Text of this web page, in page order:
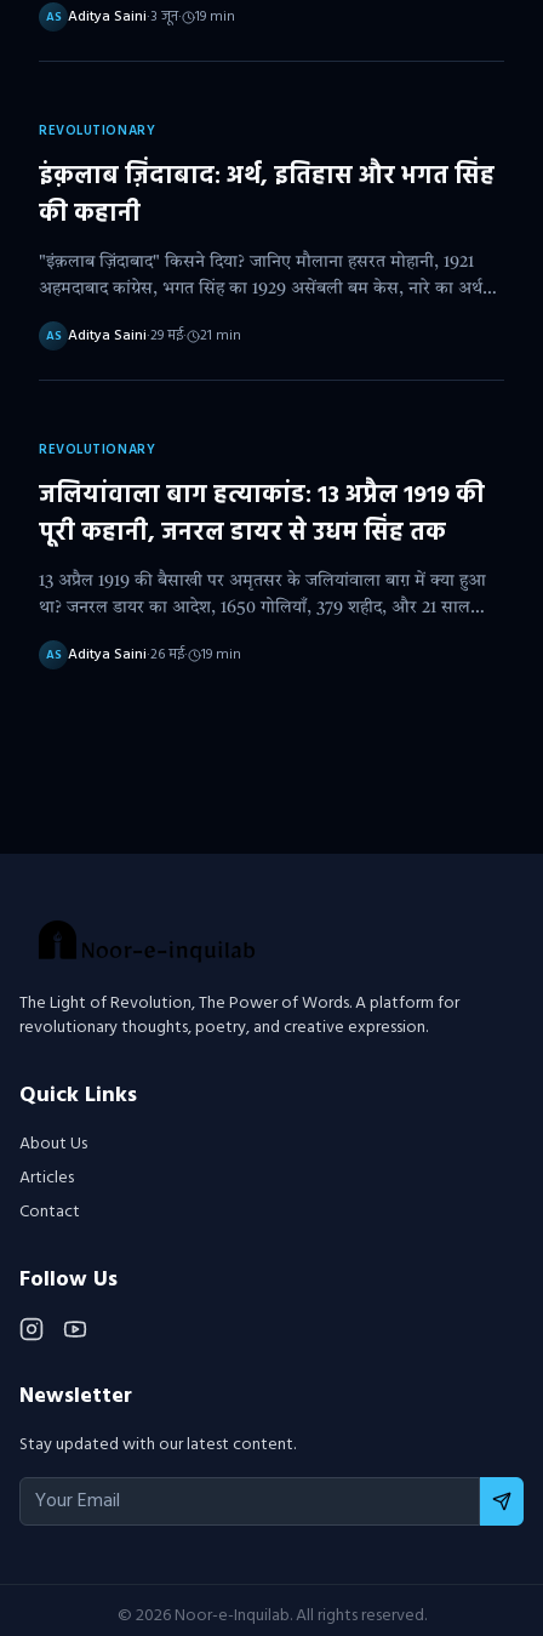
AS Aditya Saini·3 जून· 19 min
REVOLUTIONARY
इंक़लाब ज़िंदाबाद: अर्थ, इतिहास और भगत सिंह
की कहानी
"इंक़लाब ज़िंदाबाद" किसने दिया? जानिए मौलाना हसरत मोहानी, 1921
अहमदाबाद कांग्रेस, भगत सिंह का 1929 असेंबली बम केस, नारे का अर्थ
AS Aditya Saini·29 मई· 21 min
REVOLUTIONARY
जलियांवाला बाग हत्याकांड: 13 अप्रैल 1919 की
पूरी कहानी, जनरल डायर से उधम सिंह तक
13 अप्रैल 1919 की बैसाखी पर अमृतसर के जलियांवाला बाग़ में क्या हुआ
था? जनरल डायर का आदेश, 1650 गोलियाँ, 379 शहीद, और 21 साल
AS Aditya Saini·26 मई· 19 min
The Light of Revolution, The Power of Words. A platform for
revolutionary thoughts, poetry, and creative expression.
Quick Links
About Us
Articles
Contact
Follow Us
Newsletter
Stay updated with our latest content.
©2026Noor-e-Inquilab. All rights reserved.